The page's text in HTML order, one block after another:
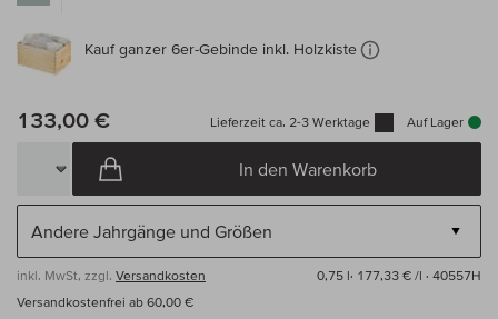
Kauf ganzer 6er-Gebinde inkl. Holzkiste
133,00 € Lieferzeit ca. 2-3 Werktage Auf Lager
In den Warenkorb
inkl. MwSt, zzgl. Versandkosten 0,75 l· 177,33 € /l · 40557H
Versandkostenfrei ab 60,00 €